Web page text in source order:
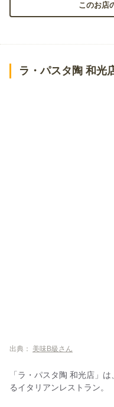
このお店
ラ・パスタ陶 和光
出典： 美味B級さん
「ラ・パスタ陶 和光店」
るイタリアンレストラン。